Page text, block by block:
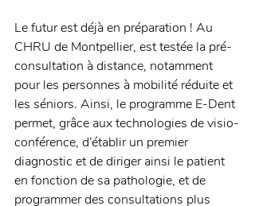
Le futur est déjà en préparation ! Au
CHRU de Montpellier, est testée la pré-
consultation à distance, notamment
pour les personnes à mobilité réduite et
les séniors. Ainsi, le programme E-Dent
permet, grâce aux technologies de visio-
conférence, d’établir un premier
diagnostic et de diriger ainsi le patient
en fonction de sa pathologie, et de
programmer des consultations plus